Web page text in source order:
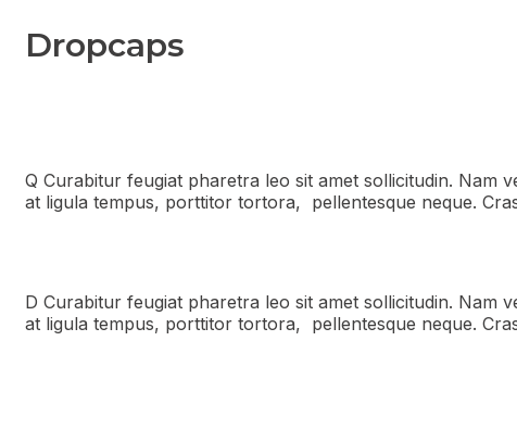
Dropcaps
Q Curabitur feugiat pharetra leo sit amet sollicitudin. Nam
at ligula tempus, porttitor tortora, pellentesque neque.
D Curabitur feugiat pharetra leo sit amet sollicitudin. Nam
at ligula tempus, porttitor tortora, pellentesque neque.